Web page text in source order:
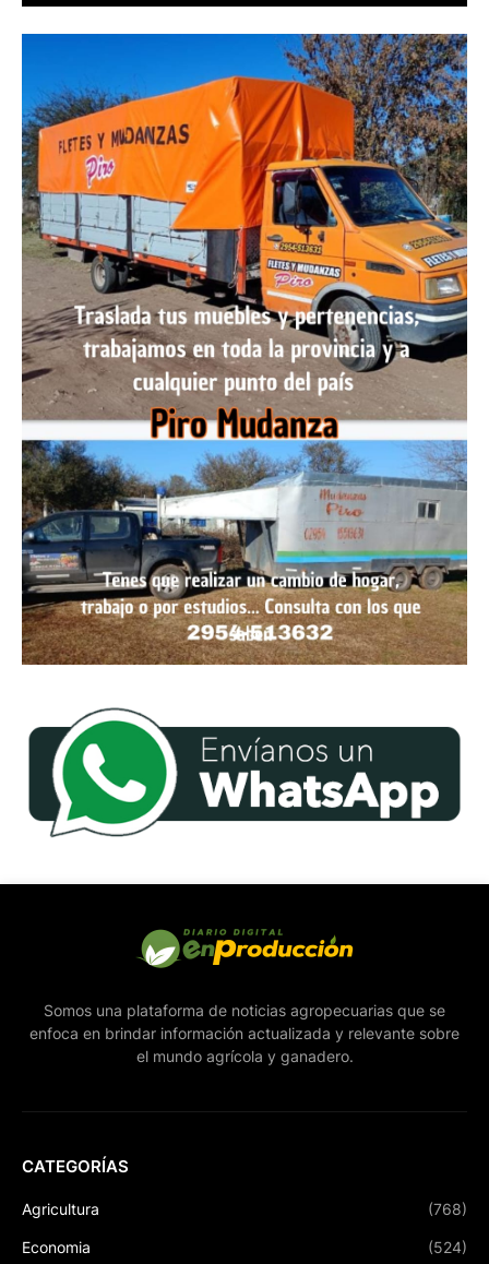
Somos una plataforma de noticias agropecuarias que se
enfoca en brindar información actualizada y relevante sobre
el mundo agrícola y ganadero.
CATEGORÍAS
Agricultura (768)
Economia (524)